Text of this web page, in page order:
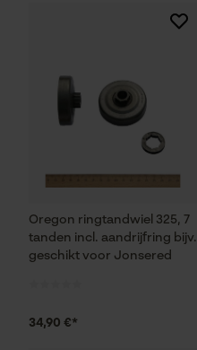
Oregon ringtandwiel 325, 7
tanden incl. aandrijfring bijv.
geschikt voor Jonsered
34,90 €*